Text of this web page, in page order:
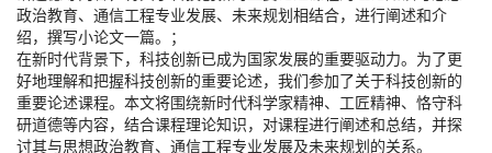
政治教育、通信工程专业发展、未来规划相结合，进行阐述和介
绍，撰写小论文一篇。；
在新时代背景下，科技创新已成为国家发展的重要驱动力。为了更
好地理解和把握科技创新的重要论述，我们参加了关于科技创新的
重要论述课程。本文将围绕新时代科学家精神、工匠精神、恪守科
研道德等内容，结合课程理论知识，对课程进行阐述和总结，并探
讨其与思想政治教育、通信工程专业发展及未来规划的关系。